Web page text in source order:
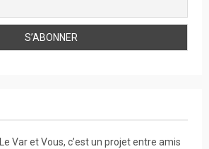
Le Var et Vous, c’est un projet entre amis